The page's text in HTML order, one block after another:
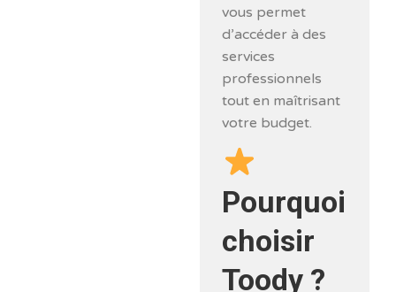
vous permet
d’accéder à des
services
professionnels
tout en maîtrisant
votre budget.
Pourquoi
choisir
Toody ?